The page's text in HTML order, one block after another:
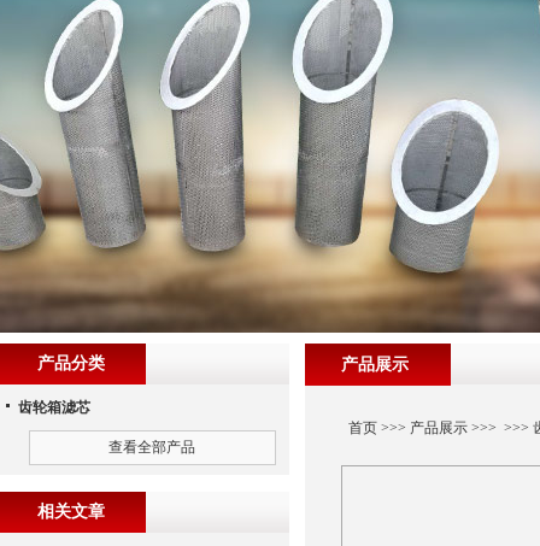
产品展示
首页>>> 产品展示>>> >>>
产品分类
齿轮箱滤芯
查看全部产品
相关文章